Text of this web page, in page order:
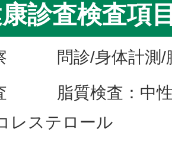
診査検査項
察 問診/身体計測/
査 脂質検査：中性
レステロール